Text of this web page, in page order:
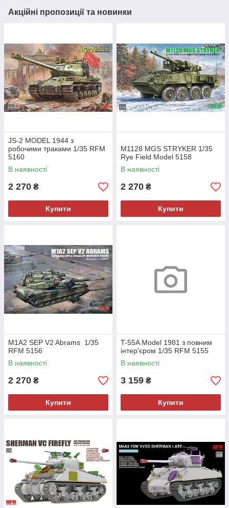
Акційні пропозиції та новинки
JS-2 MODEL 1944 з
робочими траками 1/35 RFM
5160
В наявності
2 270 ₴
Купити
M1128 MGS STRYKER 1/35
Rye Field Model 5158
В наявності
2 270 ₴
Купити
M1A2 SEP V2 Abrams 1/35
RFM 5156
В наявності
2 270 ₴
Купити
T-55A Model 1981 з повним
інтер'єром 1/35 RFM 5155
В наявності
3 159 ₴
Купити